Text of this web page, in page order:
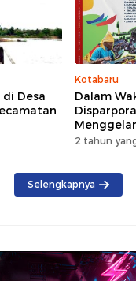
Desa
Kotabaru
Dalam
Saijaan
2 tahun
Selengkapnya